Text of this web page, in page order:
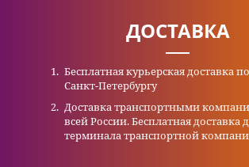
ДОСТАВКА
Бесплатная курьерская доставка
Санкт-Петербургу
Доставка транспортными
всей России. Бесплатная доставка
терминала транспортной